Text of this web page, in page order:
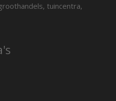
tuincentra,